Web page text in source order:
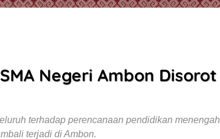
Negeri Ambon Disorot
terhadap perencanaan pendidikan menengah
terjadi di Ambon.